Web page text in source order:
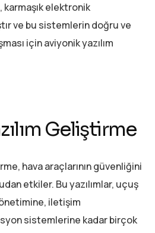
karmaşık elektronik
ve bu sistemlerin doğru ve
için aviyonik yazılım
Geliştirme
hava araçlarının güvenliğini
etkiler. Bu yazılımlar, uçuş
iletişim
sistemlerine kadar birçok